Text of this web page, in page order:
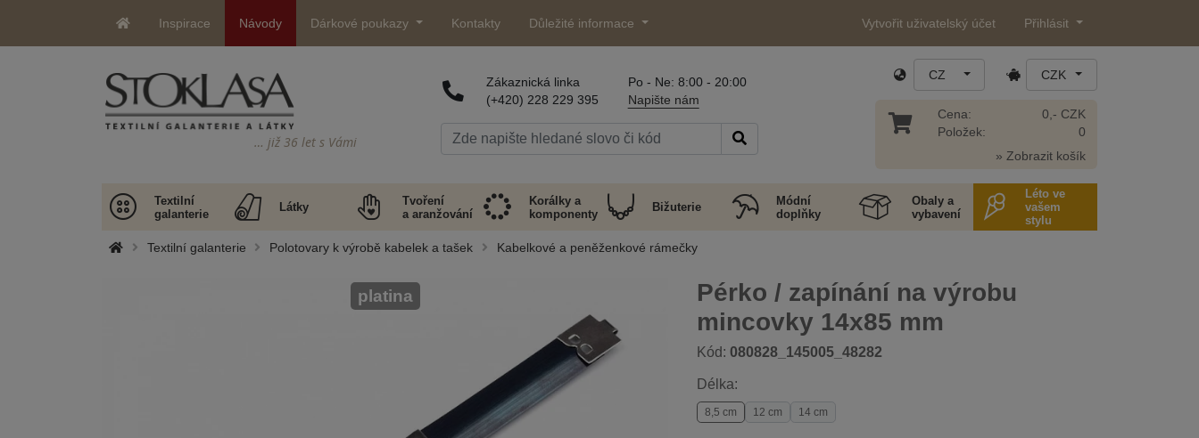
Inspirace Návody Dárkové poukazy Kontakty Důležité informace Vytvořit uživatelský účet Přihlásit
… již 36 let s Vámi
Zákaznická linka
(+420) 228 229 395
Po - Ne: 8:00 - 20:00
Napište nám
CZ CZK
Cena:
Položek:
0,- CZK
0
» Zobrazit košík
Textilní
galanterie
Látky
Tvoření
a aranžování
Korálky a
komponenty
Bižuterie
Módní
doplňky
Obaly a
vybavení
Léto ve
vašem
stylu
Textilní galanterie Polotovary k výrobě kabelek a tašek Kabelkové a peněženkové rámečky
Pérko / zapínání na výrobu
mincovky 14x85 mm
Kód: 080828_145005_48282
platina
Délka:
8,5 cm 12 cm 14 cm